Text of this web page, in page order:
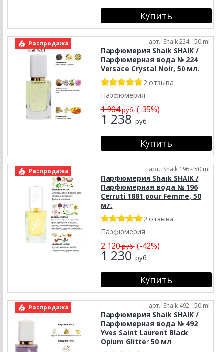
Распродажа арт.: Shaik 224 - 50 ml
Парфюмерия Shaik SHAIK /
Парфюмерная вода № 224
Versace Crystal Noir, 50 мл.
2 отзыва
Парфюмерия
1 904руб.(-35%)
1 238 руб.
Распродажа арт.: Shaik 196 - 50 ml
Парфюмерия Shaik SHAIK /
Парфюмерная вода № 196
Cerruti 1881 pour Femme, 50
мл.
2 отзыва
Парфюмерия
2 120руб.(-42%)
1 230 руб.
Распродажа арт.: Shaik 492 - 50 ml
Парфюмерия Shaik SHAIK /
Парфюмерная вода № 492
Yves Saint Laurent Black
Opium Glitter 50 мл